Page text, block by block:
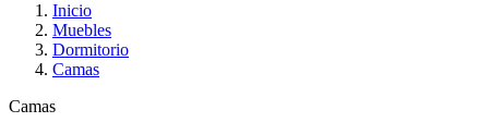
Inicio
Muebles
Dormitorio
Camas
Camas